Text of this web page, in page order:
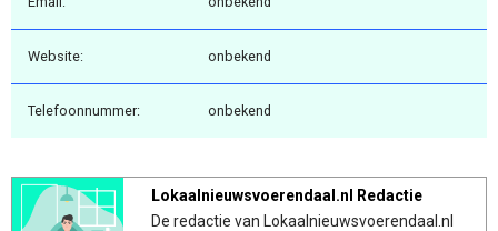
Website: onbekend
Telefoonnummer: onbekend
Lokaalnieuwsvoerendaal.nl Redactie
De redactie van Lokaalnieuwsvoerendaal.nl